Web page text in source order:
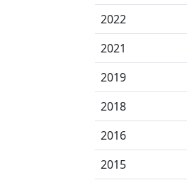
2022
2021
2019
2018
2016
2015